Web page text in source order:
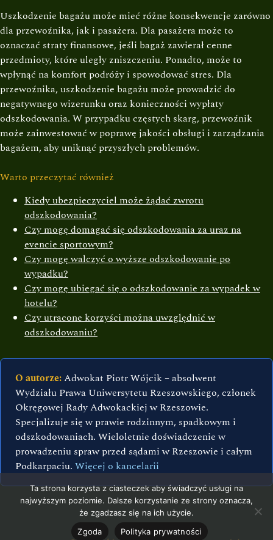
Uszkodzenie bagażu może mieć różne konsekwencje zarówno
dla przewoźnika, jak i pasażera. Dla pasażera może to
oznaczać straty finansowe, jeśli bagaż zawierał cenne
przedmioty, które uległy zniszczeniu. Ponadto, może to
wpłynąć na komfort podróży i spowodować stres. Dla
przewoźnika, uszkodzenie bagażu może prowadzić do
negatywnego wizerunku oraz konieczności wypłaty
odszkodowania. W przypadku częstych skarg, przewoźnik
może zainwestować w poprawę jakości obsługi i zarządzania
bagażem, aby uniknąć przyszłych problemów.
Warto przeczytać również
Kiedy ubezpieczyciel może żądać zwrotu
odszkodowania?
Czy mogę domagać się odszkodowania za uraz na
evencie sportowym?
Czy mogę walczyć o wyższe odszkodowanie po
wypadku?
Czy mogę ubiegać się o odszkodowanie za wypadek w
hotelu?
Czy utracone korzyści można uwzględnić w
odszkodowaniu?
O autorze:Adwokat Piotr Wójcik – absolwent
Wydziału Prawa Uniwersytetu Rzeszowskiego, członek
Okręgowej Rady Adwokackiej w Rzeszowie.
Specjalizuje się w prawie rodzinnym, spadkowym i
odszkodowaniach. Wieloletnie doświadczenie w
prowadzeniu spraw przed sądami w Rzeszowie i całym
Podkarpaciu. Więcej o kancelarii
Ta strona korzysta z ciasteczek aby świadczyć usługi na
najwyższym poziomie. Dalsze korzystanie ze strony oznacza,
że zgadzasz się na ich użycie.
Zgoda
Polityka prywatności